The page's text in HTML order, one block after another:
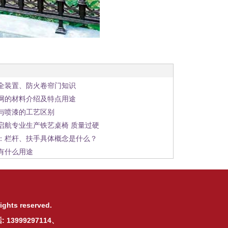
装置、防火卷帘门知识
的材料介绍及特点用途
喷漆的工艺区别
航专业生产铁艺桌椅 质量过硬
栏杆、扶手具体概念是什么？
什么用途
reserved.
13999297114、